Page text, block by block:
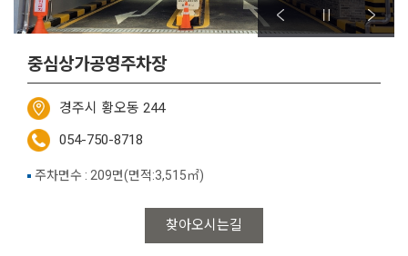
중심상가공영주차장
경주시 황오동 244
054-750-8718
찾아오시는길
주차면수 : 209면(면적:3,515㎡)